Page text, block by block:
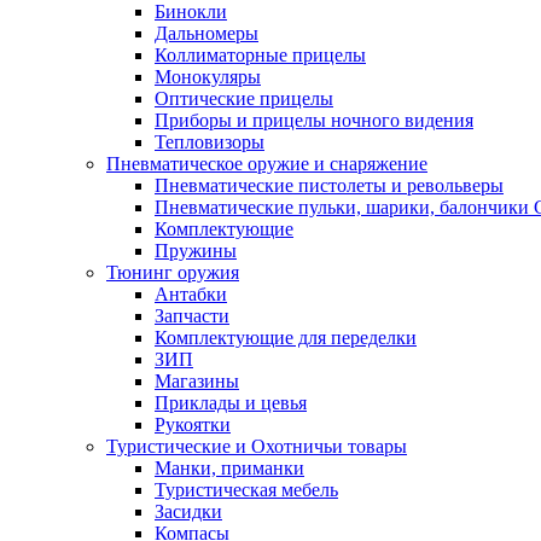
Бинокли
Дальномеры
Коллиматорные прицелы
Монокуляры
Оптические прицелы
Приборы и прицелы ночного видения
Тепловизоры
Пневматическое оружие и снаряжение
Пневматические пистолеты и револьверы
Пневматические пульки, шарики, балончики
Комплектующие
Пружины
Тюнинг оружия
Антабки
Запчасти
Комплектующие для переделки
ЗИП
Магазины
Приклады и цевья
Рукоятки
Туристические и Охотничьи товары
Манки, приманки
Туристическая мебель
Засидки
Компасы